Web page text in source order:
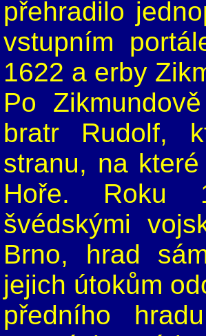
přehradilo
vstupním
1622 a erby
Po
bratr Rudolf,
stranu, na
Hoře. Roku
švédskými
Brno, hrad
jejich útokům
předního